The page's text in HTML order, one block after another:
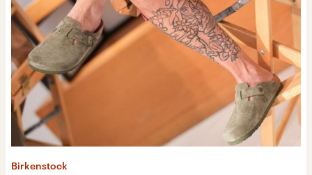
Birkenstock